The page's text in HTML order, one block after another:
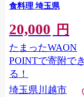
食料理 埼玉県
20,000 円
たまったWAON
POINTで寄附でき
る！
埼玉県川越市